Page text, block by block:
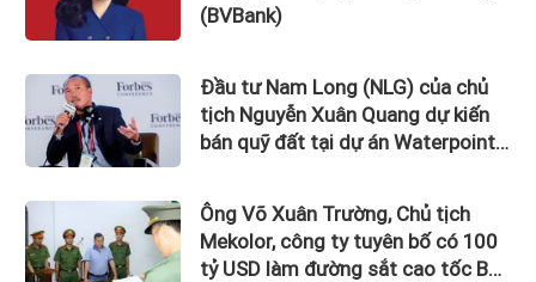
(BVBank)
Đầu tư Nam Long (NLG) của chủ
tịch Nguyễn Xuân Quang dự kiến
bán quỹ đất tại dự án Waterpoint,
Ông Võ Xuân Trường, Chủ tịch
Mekolor, công ty tuyên bố có 100
tỷ USD làm đường sắt cao tốc Bắc